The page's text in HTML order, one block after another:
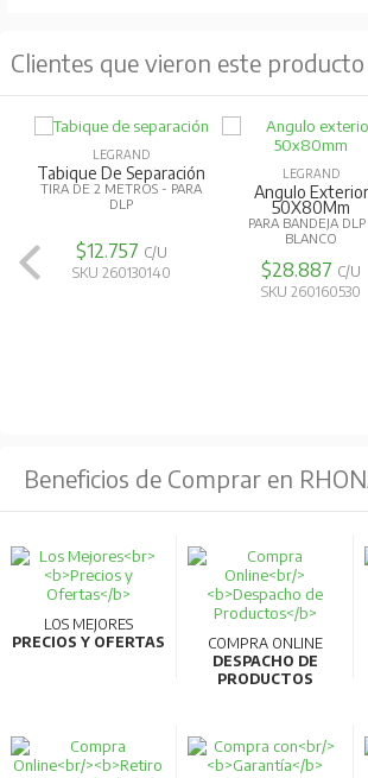
Clientes que vieron este
LEGRAND
Angulo Interior -
50X80Mm
$4.388C/U
LEGRAND
Junta De Tapa -
PARA BANDEJA DLP -
$5.297
SKU 260160940
Beneficios de Comprar en
LOS MEJORES
PRECIOS Y OFERTAS
COMPRA ONLINE
DESPACHO DE
PRODUCTOS